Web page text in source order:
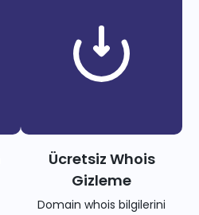
Ücretsiz Whois
Gizleme
Domain whois bilgilerini